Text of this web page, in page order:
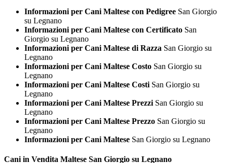
Informazioni per Cani Maltese con Pedigree San Giorgio
su Legnano
Informazioni per Cani Maltese con Certificato San
Giorgio su Legnano
Informazioni per Cani Maltese di Razza San Giorgio su
Legnano
Informazioni per Cani Maltese Costo San Giorgio su
Legnano
Informazioni per Cani Maltese Costi San Giorgio su
Legnano
Informazioni per Cani Maltese Prezzi San Giorgio su
Legnano
Informazioni per Cani Maltese Prezzo San Giorgio su
Legnano
Informazioni per Cani Maltese San Giorgio su Legnano
Cani in Vendita Maltese San Giorgio su Legnano